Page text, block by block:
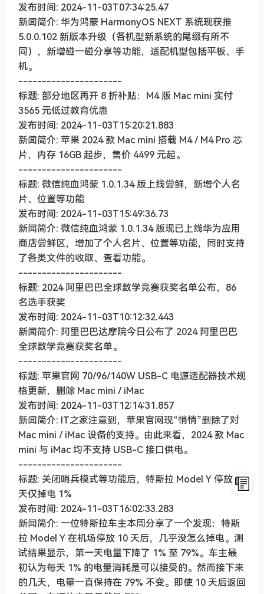
发布时间: 2024-11-03T07:34:25.47
新闻简介: 华为鸿蒙 HarmonyOS NEXT 系统现获推
5.0.0.102 新版本升级（各机型新系统的尾缀有所不
同），新增碰一碰分享等功能，适配机型包括平板、手
机。
----------------------
标题: 部分地区再开 8 折补贴：M4 版 Mac mini 实付
3565 元低过教育优惠
发布时间: 2024-11-03T15:20:21.883
新闻简介: 苹果 2024 款 Mac mini 搭载 M4 / M4 Pro 芯
片，内存 16GB 起步，售价 4499 元起。
----------------------
标题: 微信纯血鸿蒙 1.0.1.34 版上线尝鲜，新增个人名
片、位置等功能
发布时间: 2024-11-03T15:49:36.73
新闻简介: 微信纯血鸿蒙 1.0.1.34 版现已上线华为应用
商店尝鲜区，增加了个人名片、位置等功能，同时支持
了各类文件的收取、查看功能。
----------------------
标题: 2024 阿里巴巴全球数学竞赛获奖名单公布，86
名选手获奖
发布时间: 2024-11-03T10:12:32.443
新闻简介: 阿里巴巴达摩院今日公布了 2024 阿里巴巴
全球数学竞赛获奖名单。
----------------------
标题: 苹果官网 70/96/140W USB-C 电源适配器技术规
格更新，删除 Mac mini / iMac
发布时间: 2024-11-03T12:14:31.857
新闻简介: IT之家注意到，苹果官网现“悄悄”删除了对
Mac mini / iMac 设备的支持。由此来看，2024 款 Mac
mini 与 iMac 均不支持 USB-C 接口供电。
----------------------
标题: 关闭哨兵模式等功能后，特斯拉 Model Y 停放 10
天仅掉电 1%
发布时间: 2024-11-03T16:02:33.283
新闻简介: 一位特斯拉车主本周分享了一个发现：特斯
拉 Model Y 在机场停放 10 天后，几乎没怎么掉电。测
试结果显示，第一天电量下降了 1% 至 79%。车主最
初认为每天 1% 的电量消耗是可以接受的。然而接下来
的几天，电量一直保持在 79% 不变。即使 10 天后返回